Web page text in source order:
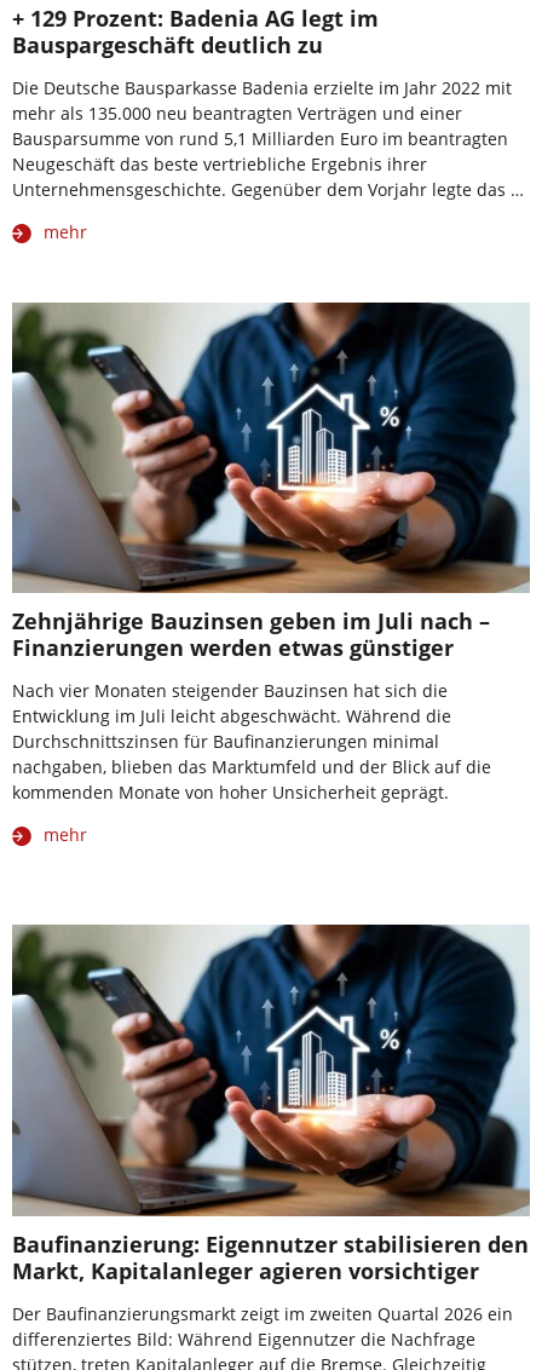
+ 129 Prozent: Badenia AG legt im
Bauspargeschäft deutlich zu
Die Deutsche Bausparkasse Badenia erzielte im Jahr 2022 mit
mehr als 135.000 neu beantragten Verträgen und einer
Bausparsumme von rund 5,1 Milliarden Euro im beantragten
Neugeschäft das beste vertriebliche Ergebnis ihrer
Unternehmensgeschichte. Gegenüber dem Vorjahr legte das …
mehr
Zehnjährige Bauzinsen geben im Juli nach –
Finanzierungen werden etwas günstiger
Nach vier Monaten steigender Bauzinsen hat sich die
Entwicklung im Juli leicht abgeschwächt. Während die
Durchschnittszinsen für Baufinanzierungen minimal
nachgaben, blieben das Marktumfeld und der Blick auf die
kommenden Monate von hoher Unsicherheit geprägt.
mehr
Baufinanzierung: Eigennutzer stabilisieren den
Markt, Kapitalanleger agieren vorsichtiger
Der Baufinanzierungsmarkt zeigt im zweiten Quartal 2026 ein
differenziertes Bild: Während Eigennutzer die Nachfrage
stützen, treten Kapitalanleger auf die Bremse. Gleichzeitig